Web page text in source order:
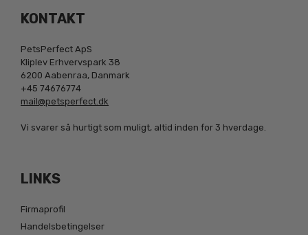
KONTAKT
PetsPerfect ApS
Kliplev Erhvervspark 38
6200 Aabenraa, Danmark
+45 74676774
mail@petsperfect.dk
Vi svarer så hurtigt som muligt, altid inden for 3 hverdage.
LINKS
Firmaprofil
Handelsbetingelser